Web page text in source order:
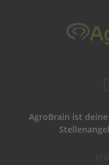
AgroBrain ist